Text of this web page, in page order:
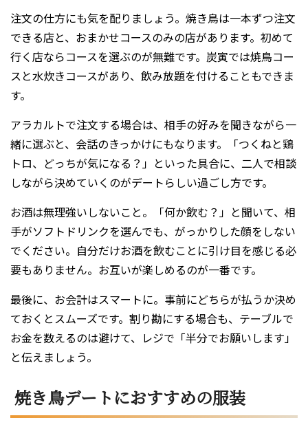
注文の仕方にも気を配りましょう。焼き鳥は一本ずつ注文
できる店と、おまかせコースのみの店があります。初めて
行く店ならコースを選ぶのが無難です。炭寅では焼鳥コー
スと水炊きコースがあり、飲み放題を付けることもできま
す。
アラカルトで注文する場合は、相手の好みを聞きながら一
緒に選ぶと、会話のきっかけにもなります。「つくねと鶏
トロ、どっちが気になる？」といった具合に、二人で相談
しながら決めていくのがデートらしい過ごし方です。
お酒は無理強いしないこと。「何か飲む？」と聞いて、相
手がソフトドリンクを選んでも、がっかりした顔をしない
でください。自分だけお酒を飲むことに引け目を感じる必
要もありません。お互いが楽しめるのが一番です。
最後に、お会計はスマートに。事前にどちらが払うか決め
ておくとスムーズです。割り勘にする場合も、テーブルで
お金を数えるのは避けて、レジで「半分でお願いします」
と伝えましょう。
焼き鳥デートにおすすめの服装